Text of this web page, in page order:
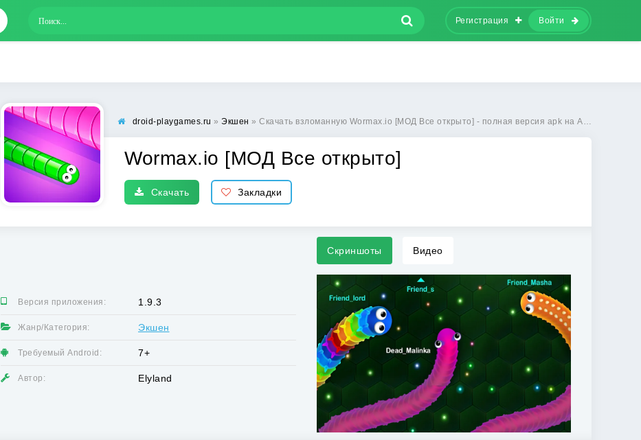
Регистрация Войти
droid-playgames.ru » Экшен » Скачать взломанную Wormax.io [МОД Все открыто] - полная версия apk на Андроид
Wormax.io [МОД Все открыто]
Скачать Закладки
Версия приложения: 1.9.3
Жанр/Категория: Экшен
Требуемый Android: 7+
Автор: Elyland
Скриншоты Видео